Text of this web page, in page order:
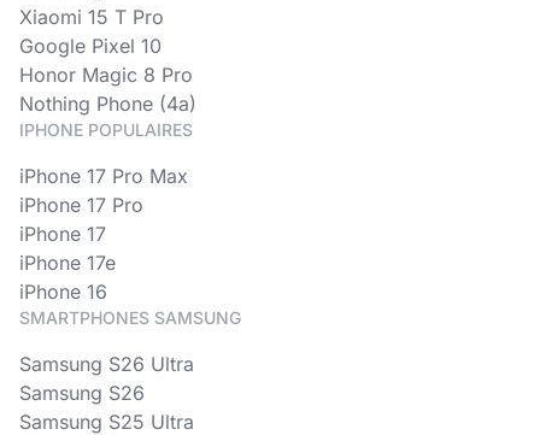
Xiaomi 15 T Pro
Google Pixel 10
Honor Magic 8 Pro
Nothing Phone (4a)
IPHONE POPULAIRES
iPhone 17 Pro Max
iPhone 17 Pro
iPhone 17
iPhone 17e
iPhone 16
SMARTPHONES SAMSUNG
Samsung S26 Ultra
Samsung S26
Samsung S25 Ultra